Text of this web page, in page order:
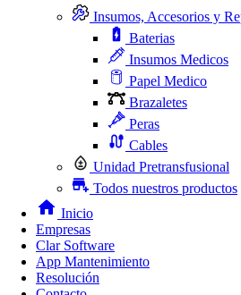
Insumos, Accesorios y
Baterias
Insumos Medicos
Papel Medico
Brazaletes
Peras
Cables
Unidad Pretransfusional
Todos nuestros productos
Inicio
Empresas
Clar Software
App Mantenimiento
Resolución